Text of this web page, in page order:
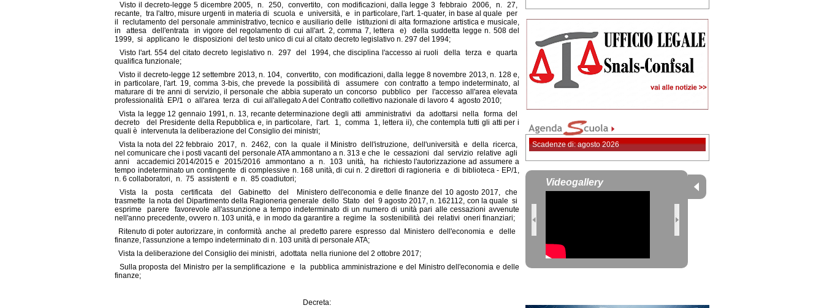
Visto il decreto-legge 5 dicembre 2005, n. 250, convertito, con modificazioni, dalla legge 3 febbraio 2006, n. 27,
recante, tra l'altro, misure urgenti in materia di scuola e università, e in particolare, l'art. 1-quater, in base al quale per
il reclutamento del personale amministrativo, tecnico e ausiliario delle istituzioni di alta formazione artistica e musicale,
in attesa dell'entrata in vigore del regolamento di cui all'art. 2, comma 7, lettera e) della suddetta legge n. 508 del
1999, si applicano le disposizioni del testo unico di cui al citato decreto legislativo n. 297 del 1994;
Visto l'art. 554 del citato decreto legislativo n. 297 del 1994, che disciplina l'accesso ai ruoli della terza e quarta
qualifica funzionale;
Visto il decreto-legge 12 settembre 2013, n. 104, convertito, con modificazioni, dalla legge 8 novembre 2013, n. 128 e,
in particolare, l'art. 19, comma 3-bis, che prevede la possibilità di assumere con contratto a tempo indeterminato, al
maturare di tre anni di servizio, il personale che abbia superato un concorso pubblico per l'accesso all'area elevata
professionalità EP/1 o all'area terza di cui all'allegato A del Contratto collettivo nazionale di lavoro 4 agosto 2010;
Vista la legge 12 gennaio 1991, n. 13, recante determinazione degli atti amministrativi da adottarsi nella forma del
decreto del Presidente della Repubblica e, in particolare, l'art. 1, comma 1, lettera ii), che contempla tutti gli atti per i
quali è intervenuta la deliberazione del Consiglio dei ministri;
Vista la nota del 22 febbraio 2017, n. 2462, con la quale il Ministro dell'istruzione, dell'università e della ricerca,
nel comunicare che i posti vacanti del personale ATA ammontano a n. 313 e che le cessazioni dal servizio relative agli
anni accademici 2014/2015 e 2015/2016 ammontano a n. 103 unità, ha richiesto l'autorizzazione ad assumere a
tempo indeterminato un contingente di complessive n. 168 unità, di cui n. 2 direttori di ragioneria e di biblioteca - EP/1,
n. 6 collaboratori, n. 75 assistenti e n. 85 coadiutori;
Vista la posta certificata del Gabinetto del Ministero dell'economia e delle finanze del 10 agosto 2017, che
trasmette la nota del Dipartimento della Ragioneria generale dello Stato del 9 agosto 2017, n. 162112, con la quale si
esprime parere favorevole all'assunzione a tempo indeterminato di un numero di unità pari alle cessazioni avvenute
nell'anno precedente, ovvero n. 103 unità, e in modo da garantire a regime la sostenibilità dei relativi oneri finanziari;
Ritenuto di poter autorizzare, in conformità anche al predetto parere espresso dal Ministero dell'economia e delle
finanze, l'assunzione a tempo indeterminato di n. 103 unità di personale ATA;
Vista la deliberazione del Consiglio dei ministri, adottata nella riunione del 2 ottobre 2017;
Sulla proposta del Ministro per la semplificazione e la pubblica amministrazione e del Ministro dell'economia e delle
finanze;
Decreta:
Scadenze di: agosto 2026
Videogallery